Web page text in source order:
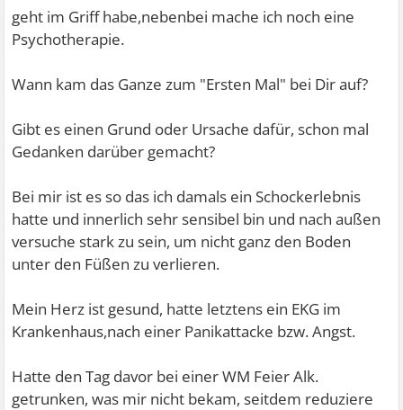
geht im Griff habe,nebenbei mache ich noch eine
Psychotherapie.
Wann kam das Ganze zum "Ersten Mal" bei Dir auf?
Gibt es einen Grund oder Ursache dafür, schon mal
Gedanken darüber gemacht?
Bei mir ist es so das ich damals ein Schockerlebnis
hatte und innerlich sehr sensibel bin und nach außen
versuche stark zu sein, um nicht ganz den Boden
unter den Füßen zu verlieren.
Mein Herz ist gesund, hatte letztens ein EKG im
Krankenhaus,nach einer Panikattacke bzw. Angst.
Hatte den Tag davor bei einer WM Feier Alk.
getrunken, was mir nicht bekam, seitdem reduziere